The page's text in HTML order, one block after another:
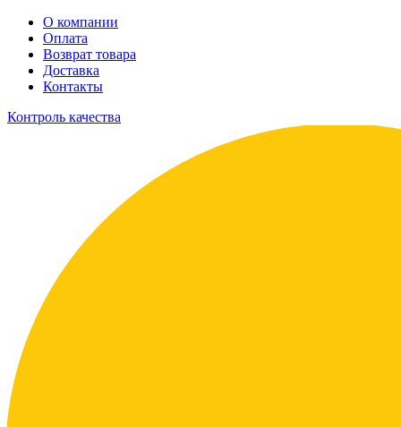
О компании
Оплата
Возврат товара
Доставка
Контакты
Контроль качества